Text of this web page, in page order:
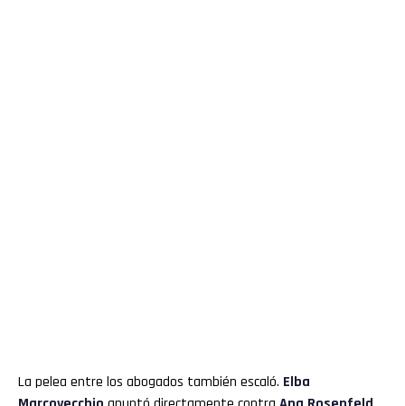
La pelea entre los abogados también escaló. Elba